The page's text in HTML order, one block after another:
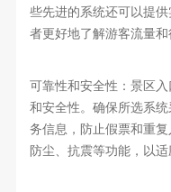
些先进的系统还可以提
者更好地了解游客流量和
可靠性和安全性：景区
和安全性。确保所选系
务信息，防止假票和重复
防尘、抗震等功能，以适